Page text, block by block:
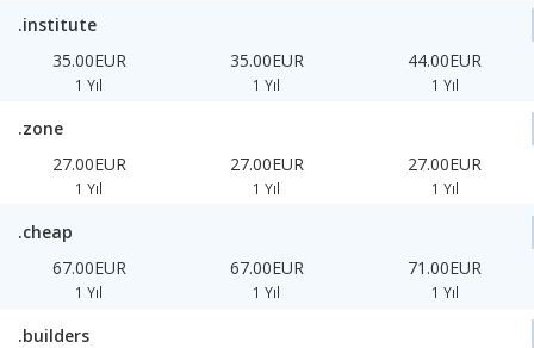
.institute
35.00EUR
1 Yıl
35.00EUR
1 Yıl
44.00EUR
1 Yıl
.zone
27.00EUR
1 Yıl
27.00EUR
1 Yıl
27.00EUR
1 Yıl
.cheap
67.00EUR
1 Yıl
67.00EUR
1 Yıl
71.00EUR
1 Yıl
.builders